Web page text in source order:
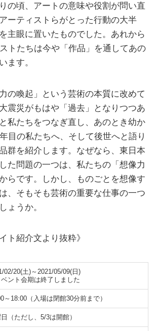
の頃、アートの意味や役割が問い直
ーティストらがとった行動の大半
主眼に置いたものでした。あれから
トたちは今や「作品」を通してあの
ます。
の喚起」という芸術の本質に改めて
震災がもはや「過去」となりつつあ
私たちをつなぎ直し、あのとき幼か
目の私たちへ、そして後世へと語り
群を紹介します。なぜなら、東日本
た問題の一つは、私たちの「想像力
らです。しかし、ものごとを想像す
、そもそも芸術の重要な仕事の一つ
ょうか。
ト紹介文より抜粋》
02/20(土)～2021/05/09(日)
ント会期は終了しました
～18:00（入場は閉館30分前まで）
日（ただし、5/3は開館）